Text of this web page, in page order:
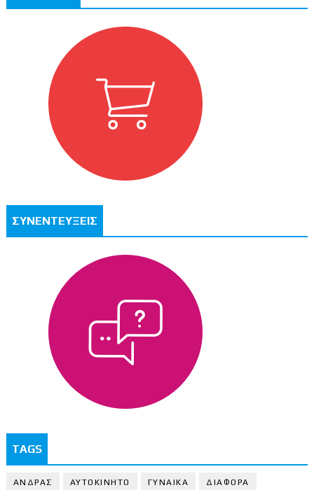
ΣΥΝΕΝΤΕΥΞΕΙΣ
TAGS
ΑΝΔΡΑΣ ΑΥΤΟΚΙΝΗΤΟ ΓΥΝΑΙΚΑ ΔΙΑΦΟΡΑ